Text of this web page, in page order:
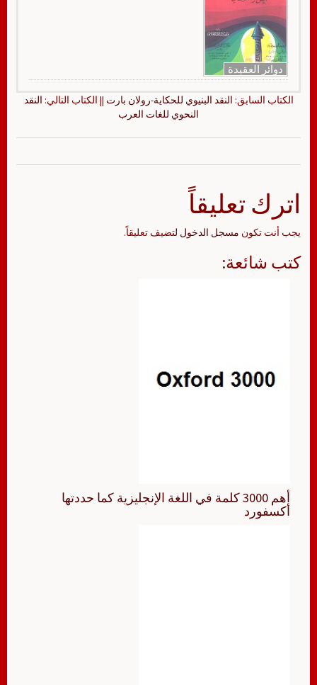
دوائر العقيدة
الكتاب السابق: النقد البنيوي للحكاية-رولان بارت || الكتاب التالي: النقد
النحوي للغات العرب
اترك تعليقاً
يجب أنت تكون مسجل الدخول لتضيف تعليقاً.
كتب شائعة:
أهم 3000 كلمة في اللغة الإنجليزية كما حددتها
أكسفورد